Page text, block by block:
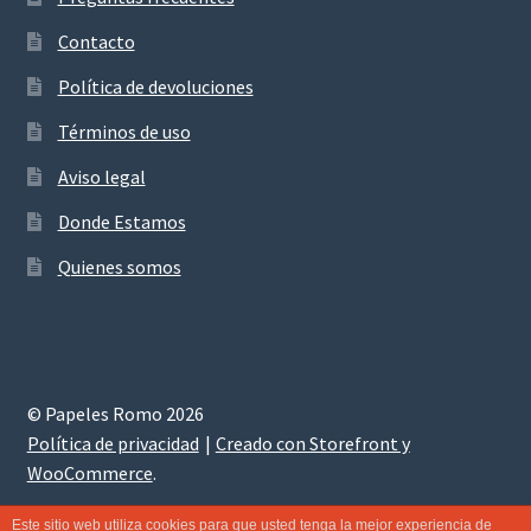
Contacto
Política de devoluciones
Términos de uso
Aviso legal
Donde Estamos
Quienes somos
© Papeles Romo 2026
Política de privacidad
Creado con Storefront y
WooCommerce.
Este sitio web utiliza cookies para que usted tenga la mejor experiencia de